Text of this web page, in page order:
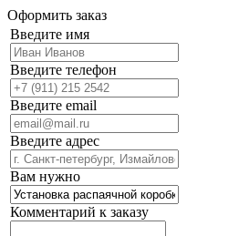
Оформить заказ
Введите имя
Введите телефон
Введите email
Введите адрес
Вам нужно
Комментарий к заказу